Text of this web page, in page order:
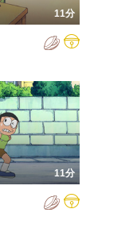
11分
11分